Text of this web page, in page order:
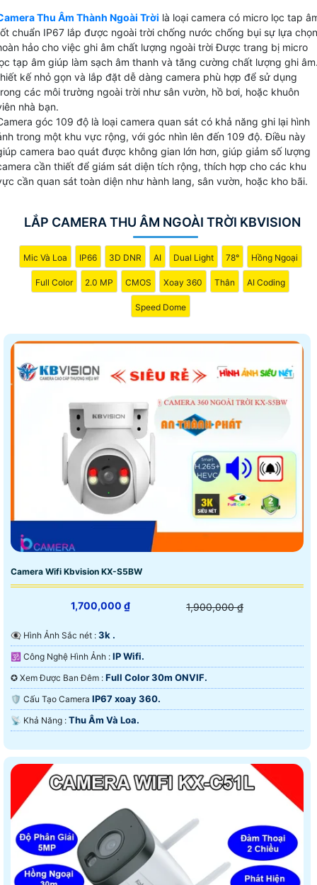
rõ ràng sắc nét. Với khả năng chống nước, chịu được
nắng mặt trời và các yếu tố thời tiết khác Camera thu
ngoài trời này là sự lựa chọn hoàn hảo cho việc theo
ghi lại mọi hoạt động ngoài trời. Đừng bỏ lỡ cơ hội sở
sản phẩm chất lượng này với giá cả phải chăng.
Thu Âm Thành Ngoài Trời là loại camera có micro lọc tap
chuẩn IP67 lắp được ngoài trời chống nước chống bụi sự lựa chọn
hảo cho việc ghi âm chất lượng ngoài trời Được trang bị micro
tạp âm giúp làm sạch âm thanh và tăng cường chất lượng ghi
kế nhỏ gọn và lắp đặt dễ dàng camera phù hợp để sử dụng
các môi trường ngoài trời như sân vườn, hồ bơi, hoặc khuôn
nhà bạn.
góc 109 độ là loại camera quan sát có khả năng ghi lại hình
trong một khu vực rộng, với góc nhìn lên đến 109 độ. Điều này
camera bao quát được không gian lớn hơn, giúp giảm số lượng
cần thiết để giám sát diện tích rộng, thích hợp cho các khu
cần quan sát toàn diện như hành lang, sân vườn, hoặc kho bãi.
LẮP CAMERA THU ÂM NGOÀI TRỜI KBVISION
Mic Và Loa IP66 3D DNR AI Dual Light 78° Hồng Ngoại
Full Color 2.0 MP CMOS Xoay 360 Thân AI Coding
Speed Dome
Camera Wifi Kbvision KX-S5BW
1,700,000 ₫ 1,900,000 ₫
👁️‍🗨 Hình Ảnh Sắc nét : 3k .
🕉️ Công Nghệ Hình Ảnh : IP Wifi.
✪ Xem Được Ban Đêm : Full Color 30m ONVIF.
🛡 Cấu Tạo Camera IP67 xoay 360.
️📡 Khả Năng : Thu Âm Và Loa.